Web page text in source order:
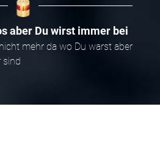
aber Du wirst immer bei
mehr da wo Du warst aber
sind